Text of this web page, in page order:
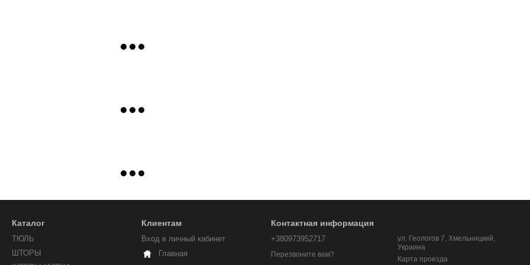
Каталог
ТЮЛЬ
ШТОРЫ
Клиентам
Вход в личный кабинет
Главная
Контактная информация
+380973952717
Перезвоните вам?
ул. Геологов 7, Хмельницкий,
Украина
Карта проезда